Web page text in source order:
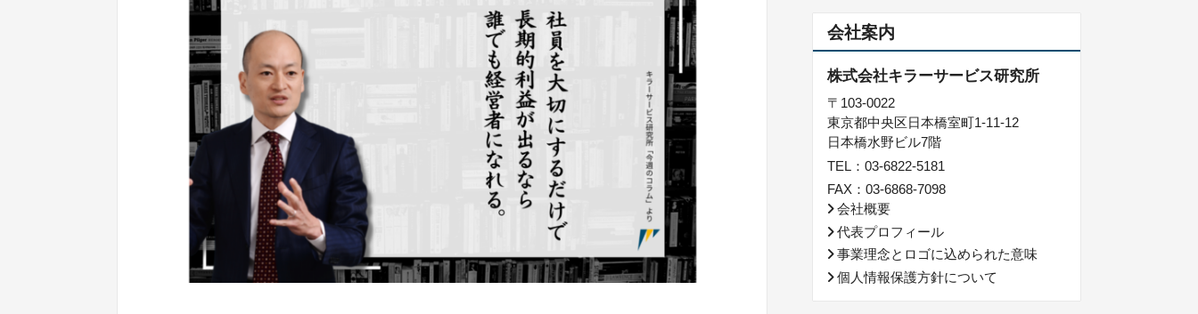
会社案内
株式会社キラーサービス研究所
〒103-0022
東京都中央区日本橋室町1-11-12
日本橋水野ビル7階
TEL：03-6822-5181
FAX：03-6868-7098
会社概要
代表プロフィール
事業理念とロゴに込められた意味
個人情報保護方針について